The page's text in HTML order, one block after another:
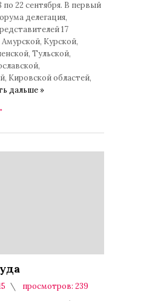
по 22 сентября. В первый
делегация,
17
Курской,
Тульской,
Кировской областей,
дальше »
просмотров: 239